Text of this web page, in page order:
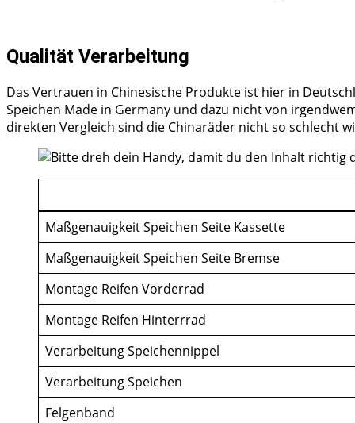
Qualität Verarbeitung
Das Vertrauen in Chinesische Produkte ist hier in
Speichen Made in Germany und dazu nicht von
direkten Vergleich sind die Chinaräder nicht so schlecht
Maßgenauigkeit Speichen Seite Kassette
Maßgenauigkeit Speichen Seite Bremse
Montage Reifen Vorderrad
Montage Reifen Hinterrrad
Verarbeitung Speichennippel
Verarbeitung Speichen
Felgenband